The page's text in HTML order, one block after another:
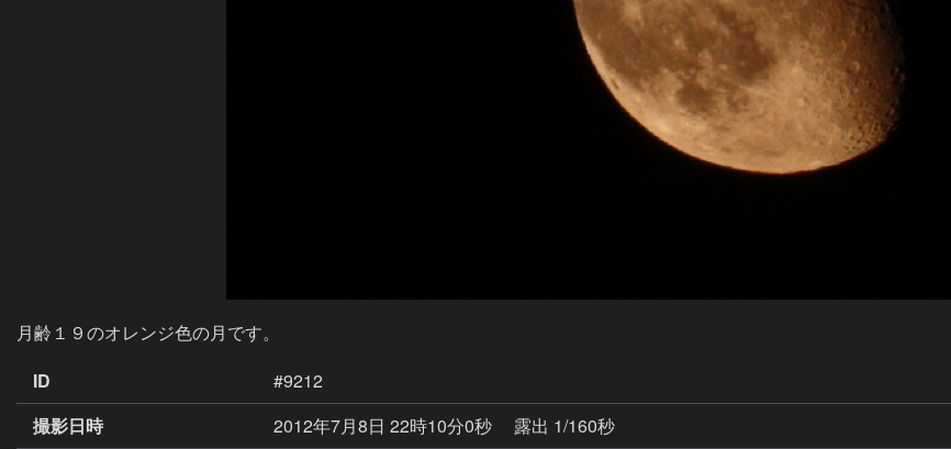
月齢１９のオレンジ色の月です。
ID
#9212
撮影日時
2012年7月8日 22時10分0秒
露出 1/160秒